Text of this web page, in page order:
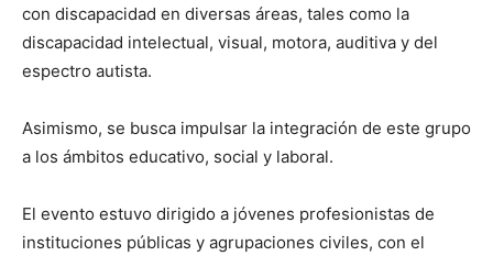
con discapacidad en diversas áreas, tales como la
discapacidad intelectual, visual, motora, auditiva y del
espectro autista.
Asimismo, se busca impulsar la integración de este grupo
a los ámbitos educativo, social y laboral.
El evento estuvo dirigido a jóvenes profesionistas de
instituciones públicas y agrupaciones civiles, con el